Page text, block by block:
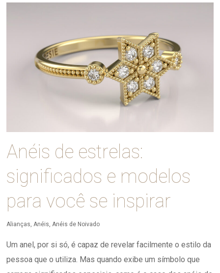
Anéis de estrelas:
significados e modelos
para você se inspirar
Alianças,Anéis,Anéis de Noivado
Um anel, por si só, é capaz de revelar facilmente o estilo da
pessoa que o utiliza. Mas quando exibe um símbolo que